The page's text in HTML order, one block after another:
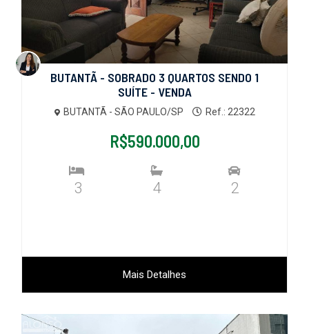
BUTANTÃ - SOBRADO 3 QUARTOS SENDO 1
SUÍTE - VENDA
BUTANTÃ - SÃO PAULO/SP Ref.: 22322
R$590.000,00
3 4 2
Mais Detalhes